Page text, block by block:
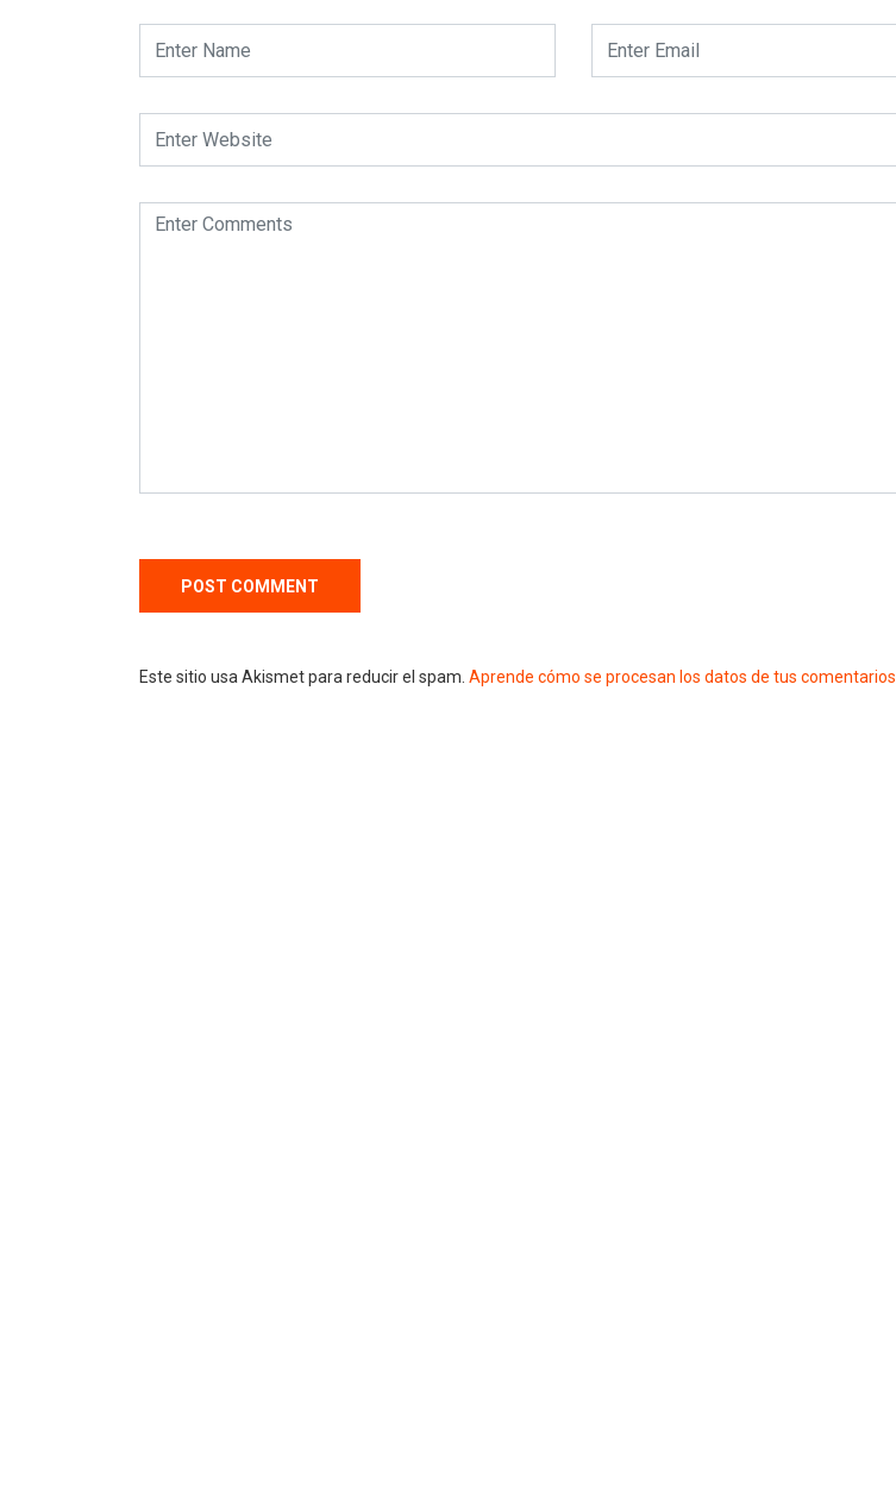
Este sitio usa Akismet para reducir el spam. Aprende cómo se procesan los datos de tus comentarios